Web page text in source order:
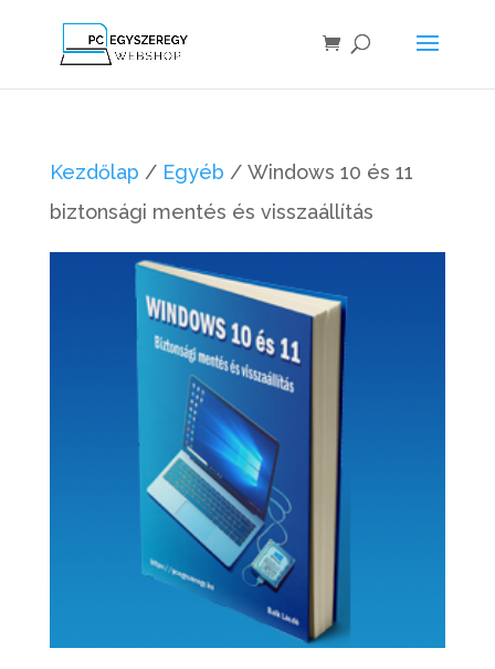
Kezdőlap / Egyéb / Windows 10 és 11
biztonsági mentés és visszaállítás